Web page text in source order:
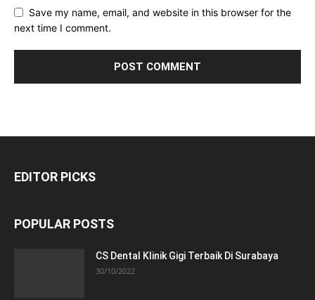
Save my name, email, and website in this browser for the
next time I comment.
EDITOR PICKS
POPULAR POSTS
CS Dental Klinik Gigi Terbaik Di Surabaya
30/10/2022